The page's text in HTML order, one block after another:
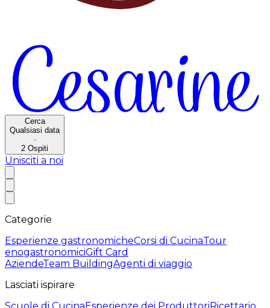
Cerca
Qualsiasi data
·
2 Ospiti
Unisciti a noi
Categorie
Esperienze gastronomicheCorsi di CucinaTour
enogastronomiciGift Card
AziendeTeam BuildingAgenti di viaggio
Lasciati ispirare